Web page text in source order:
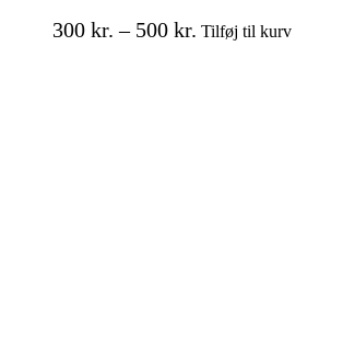
300 kr. – 500 kr. Prisinterval:
Tilføj til kurvDette